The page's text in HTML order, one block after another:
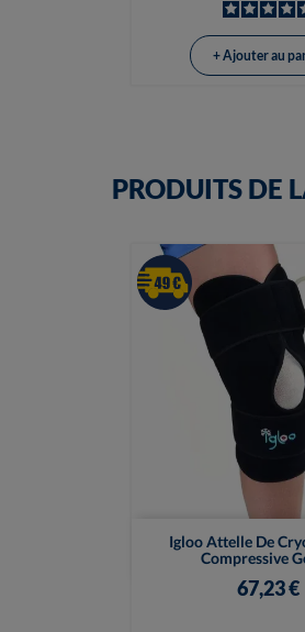
+ Ajouter au
PRODUITS DE
Igloo Attelle De
Compressive
67,23 €
Vue